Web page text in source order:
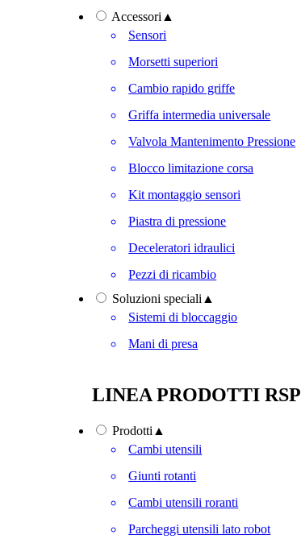
Accessori ▲
Sensori
Morsetti superiori
Cambio rapido griffe
Griffa intermedia universale
Valvola Mantenimento Pressione
Blocco limitazione corsa
Kit montaggio sensori
Piastra di pressione
Deceleratori idraulici
Pezzi di ricambio
Soluzioni speciali ▲
Sistemi di bloccaggio
Mani di presa
LINEA PRODOTTI RSP
Prodotti ▲
Cambi utensili
Giunti rotanti
Cambi utensili roranti
Parcheggi utensili lato robot